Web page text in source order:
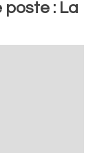
: La